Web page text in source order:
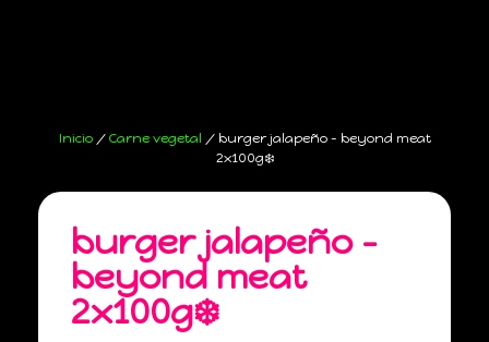
Inicio/ Carne vegetal / burger jalapeño – beyond meat
2x100g❄️
burger jalapeño –
beyond meat
2x100g❄️